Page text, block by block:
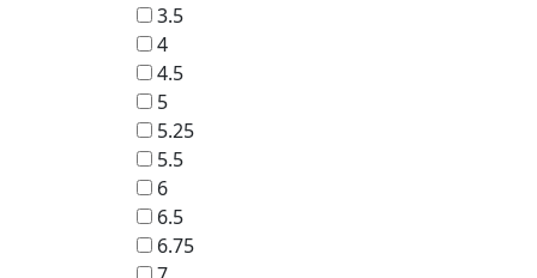
3.5
4
4.5
5
5.25
5.5
6
6.5
6.75